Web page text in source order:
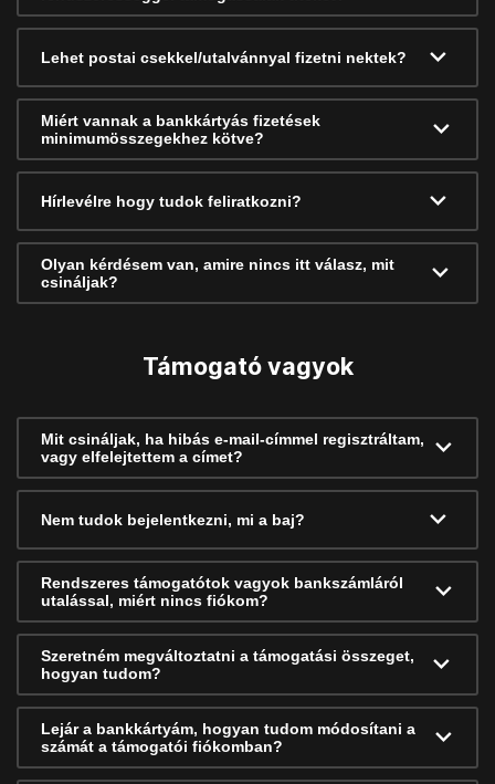
Lehet postai csekkel/utalvánnyal fizetni nektek?
Miért vannak a bankkártyás fizetések
minimumösszegekhez kötve?
Hírlevélre hogy tudok feliratkozni?
Olyan kérdésem van, amire nincs itt válasz, mit
csináljak?
Támogató vagyok
Mit csináljak, ha hibás e-mail-címmel regisztráltam,
vagy elfelejtettem a címet?
Nem tudok bejelentkezni, mi a baj?
Rendszeres támogatótok vagyok bankszámláról
utalással, miért nincs fiókom?
Szeretném megváltoztatni a támogatási összeget,
hogyan tudom?
Lejár a bankkártyám, hogyan tudom módosítani a
számát a támogatói fiókomban?